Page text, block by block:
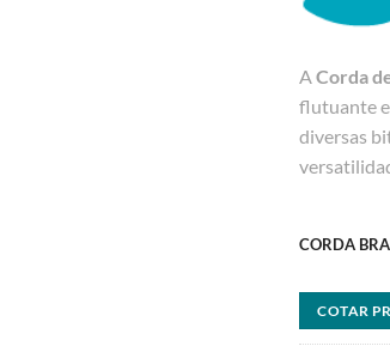
A Corda
flutuante
diversas
CORDA
COTAR